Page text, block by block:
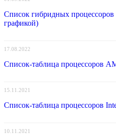
Список гибридных
графикой)
17.08.2022
Список-таблица процессоров
15.11.2021
Список-таблица процессоров
10.11.2021